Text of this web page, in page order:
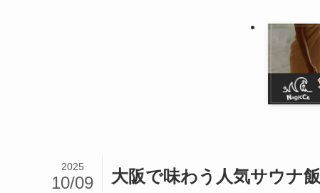
大阪で味わう人気サウナ飯
2025
10/09